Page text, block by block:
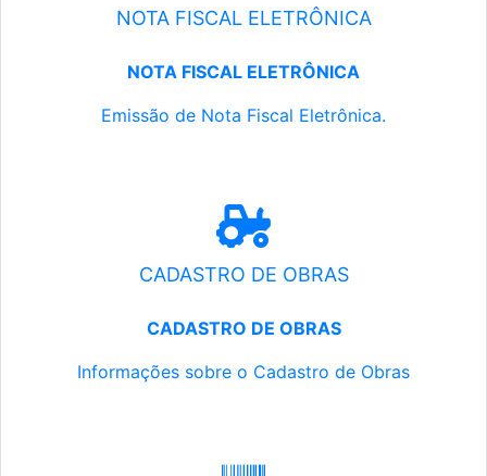
NOTA FISCAL ELETRÔNICA
NOTA FISCAL ELETRÔNICA
Emissão de Nota Fiscal Eletrônica.
CADASTRO DE OBRAS
CADASTRO DE OBRAS
Informações sobre o Cadastro de Obras